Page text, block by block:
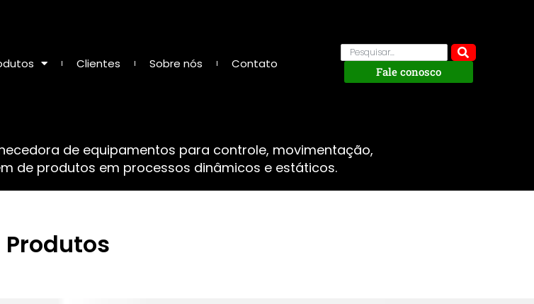
Clientes Sobre nós Contato
Fale conosco
de equipamentos para controle, movimentação,
de produtos em processos dinâmicos e estáticos.
Produtos